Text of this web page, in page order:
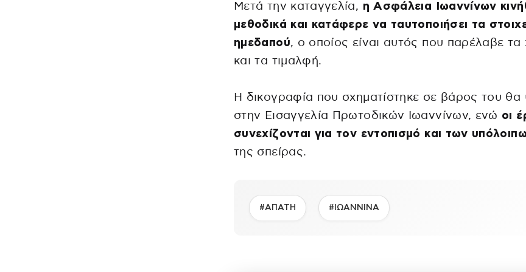
Μετά την καταγγελία, η Ασφάλεια Ιωαννίνων
μεθοδικά και κατάφερε να ταυτοποιήσει τα
ημεδαπού, ο οποίος είναι αυτός που παρέλαβε τα
και τα τιμαλφή.
Η δικογραφία που σχηματίστηκε σε βάρος του θα
στην Εισαγγελία Πρωτοδικών Ιωαννίνων, ενώ οι
συνεχίζονται για τον εντοπισμό και των
της σπείρας.
#ΑΠΑΤΗ #ΙΩΑΝΝΙΝΑ